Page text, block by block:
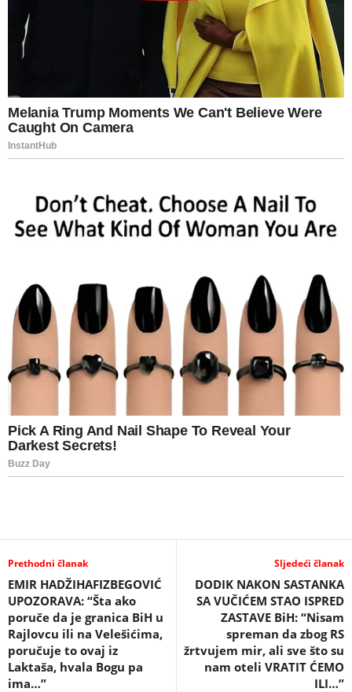
Prethodni članak
EMIR HADŽIHAFIZBEGOVIĆ
UPOZORAVA: “Šta ako
poruče da je granica BiH u
Rajlovcu ili na Velešićima,
poručuje to ovaj iz
Laktaša, hvala Bogu pa
ima…”
Sljedeći članak
DODIK NAKON SASTANKA
SA VUČIĆEM STAO ISPRED
ZASTAVE BiH: “Nisam
spreman da zbog RS
žrtvujem mir, ali sve što su
nam oteli VRATIT ĆEMO
ILI…”